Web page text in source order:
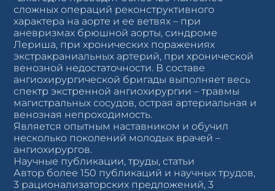
сложных операций реконструктивного
характера на аорте и ее ветвях – при
аневризмах брюшной аорты, синдроме
Лериша, при хронических поражениях
экстракраниальных артерий, при хронической
венозной недостаточности. В составе
ангиохирургической бригады выполняет весь
спектр экстренной ангиохирургии – травмы
магистральных сосудов, острая артериальная и
венозная непроходимость.
Является опытным наставником и обучил
несколько поколений молодых врачей –
ангиохирургов.
Научные публикации, труды, статьи
Автор более 150 публикаций и научных трудов,
3 рационализаторских предложений, 3